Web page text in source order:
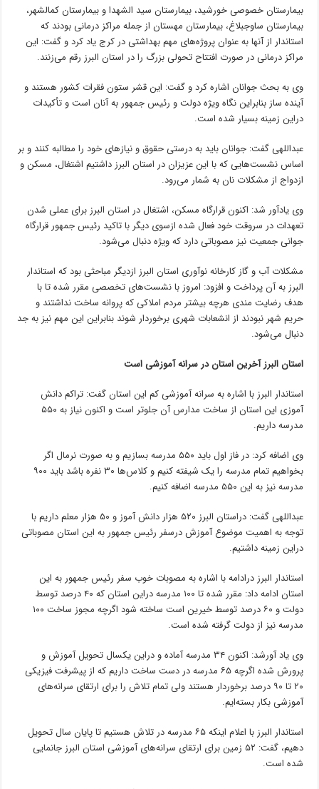
بیمارستان خصوصی خورشید، بیمارستان سید الشهدا و بیمارستانکمالشهر،
بیمارستان ساوجبلاغ، بیمارستان مهستان از جمله مراکز درمانی بودند که
استاندار از آنها به عنوان پروژه‌های مهم بهداشتی در کرج یاد کرد و گفت: این
مراکز درمانی در صورت افتتاح تحولی بزرگ را در استان البرز رقم می‌زنند.
وی به بحث جوانان اشاره کرد و گفت: این قشر ستون فقرات کشور هستند و
آینده ساز بنابراین نگاه ویژه دولت و رئیس جمهور به آنان است و تأکیدات
دراین زمینه بسیار شده است.
عبداللهی گفت: جوانان باید به درستی حقوق و نیازهای خود را مطالبه کنند و بر
اساس نشست‌هایی که با این عزیزان در استان البرز داشتیم اشتغال، مسکن و
ازدواج از مشکلات نان به شمار می‌رود.
وی یادآور شد: اکنون قرارگاه مسکن، اشتغال در استان البرز برای عملی شدن
تعهدات در سروقت خود فعال شده ازسوی دیگر با تاکید رئیس جمهور قرارگاه
جوانی جمعیت نیز مصوباتی دارد که ویژه دنبال می‌شود.
مشکلات آب و گاز کارخانه نوآوری استان البرز ازدیگر مباحثی بود که استاندار
البرز به آن پرداخت و افزود: امروز با نشست‌های تخصصی مقرر شده تا با
هدف رضایت مندی هرچه بیشتر مردم املاکی که پروانه ساخت نداشتند و
حریم شهر نبودند از انشعابات شهری برخوردار شوند بنابراین این مهم نیز به جد
دنبال می‌شود.
استان البرز آخرین استان در سرانه آموزشی است
استاندار البرز با اشاره به سرانه آموزشی کم این استان گفت: تراکم دانش
آموزی این استان از ساخت مدارس آن جلوتر است و اکنون نیاز به ۵۵۰
مدرسه داریم.
وی اضافه کرد: در فاز اول باید ۵۵۰ مدرسه بسازیم و به صورت نرمال اگر
بخواهیم تمام مدرسه را یک شیفته کنیم و کلاس‌ها ۳۰
نفره
باشد باید ۹۰۰
مدرسه نیز به این ۵۵۰ مدرسه اضافه کنیم.
عبداللهی گفت:دراستان البرز ۵۲۰ هزار دانش آموز
و ۵۰ هزار معلم داریم با
توجه به اهمیت موضوع آموزشدرسفر رئیس جمهور به این استان مصوباتی
دراین زمینه داشتیم.
استاندار البرزدرادامهبا اشاره به مصوبات خوب سفر رئیس جمهور به این
استان ادامه داد: مقرر شده تا ۱۰۰ مدرسه
دراین
استان که ۴۰ درصد توسط
دولت و ۶۰ درصد توسط خیرین است ساخته شود اگرچه مجوز ساخت ۱۰۰
مدرسه نیز از دولت گرفته شده است.
وی یادآورشد: اکنون ۳۴ مدرسه آماده و دراینیکسال تحویل آموزش و
پرورش شده اگرچه ۶۵ مدرسه در دست ساخت داریم که از پیشرفت فیزیکی
۲۰ تا ۹۰ درصد برخوردار هستند ولی تمام تلاش را برای ارتقای سرانه‌های
آموزشیبکاربسته‌ایم.
استاندار البرز با اعلام اینکه ۶۵ مدرسه در تلاش هستیم تا پایان سال تحویل
دهیم، گفت: ۵۲ زمین برای ارتقای سرانه‌های آموزشی استان البرز جانمایی
شده است.